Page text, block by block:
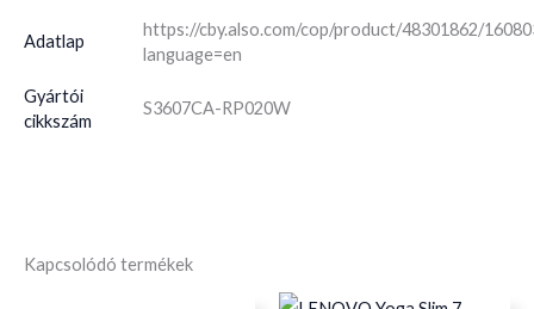
Adatlap
https://cby.also.com/cop/product/48301862/
language=en
Gyártói
cikkszám
S3607CA-RP020W
Kapcsolódó termékek